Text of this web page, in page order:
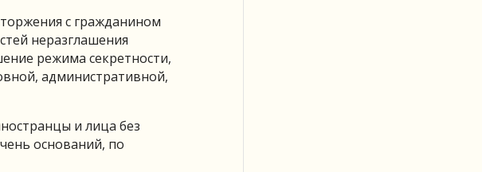
с гражданином
неразглашения
режима секретности,
административной,
и лица без
оснований, по